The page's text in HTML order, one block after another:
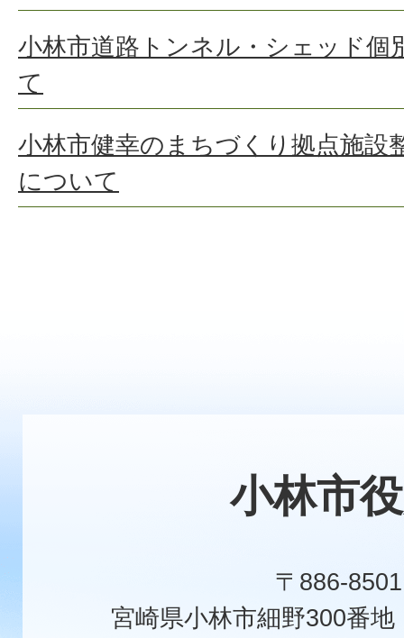
小林市道路トンネル・シェッド個
て
小林市健幸のまちづくり拠点施設
について
小林市
〒886-8501
宮崎県小林市細野300番